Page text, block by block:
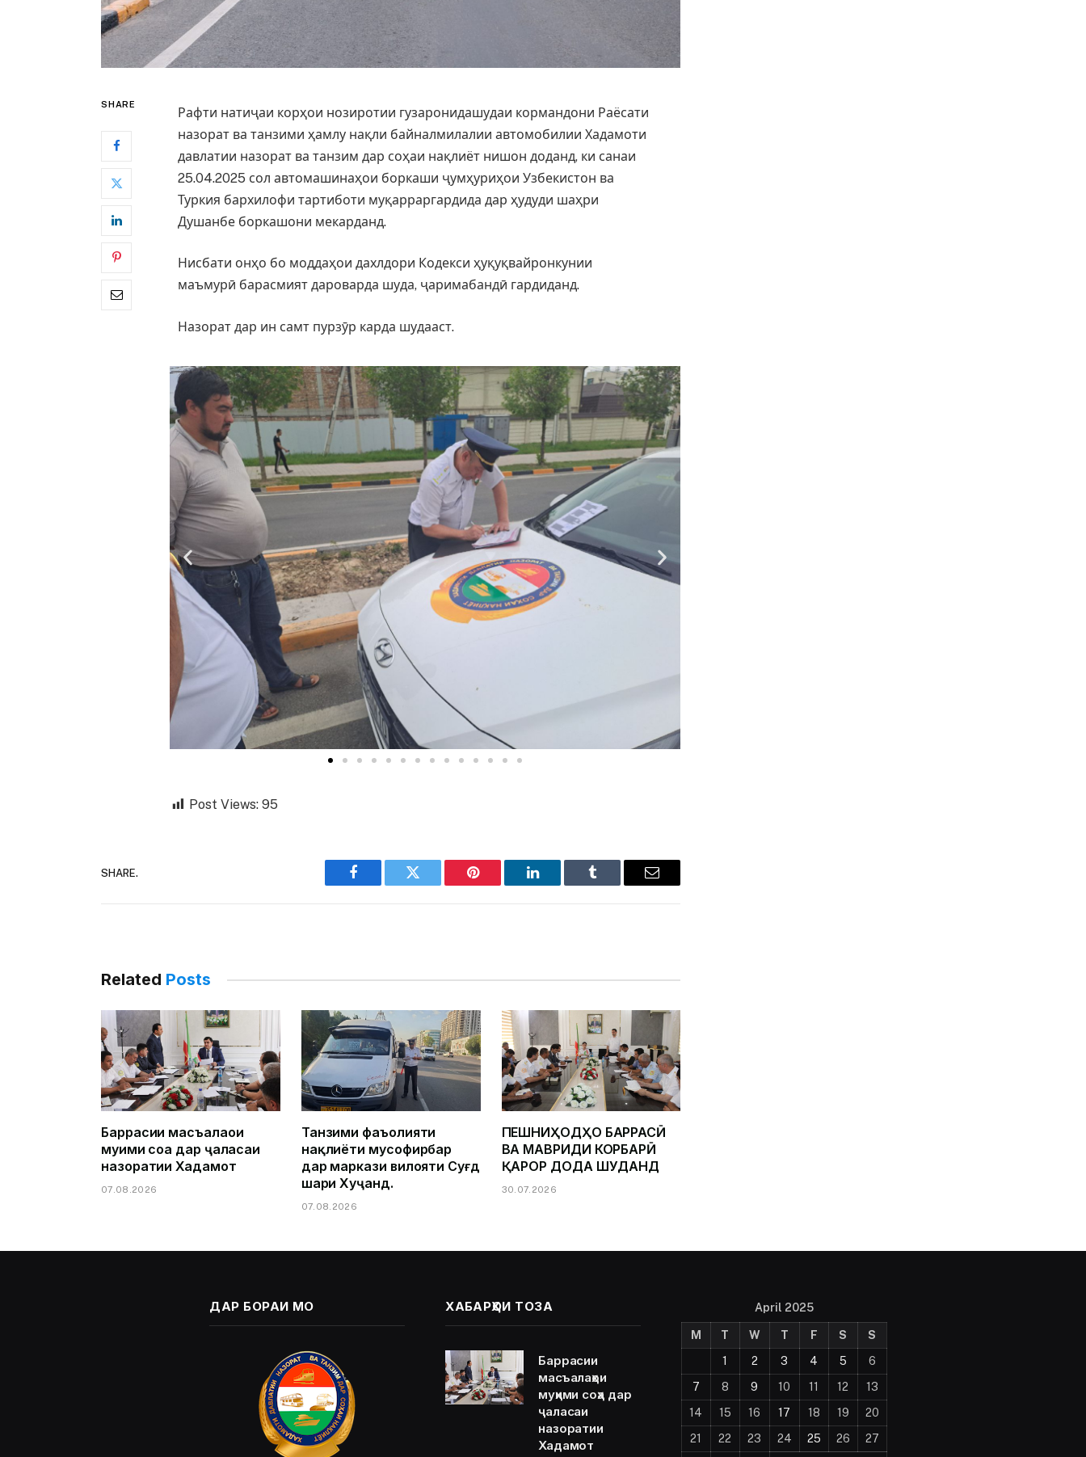
SHARE
Рафти натиҷаи корҳои нозиротии гузаронидашудаи кормандони Раёсати
назорат ва танзими ҳамлу нақли байналмилалии автомобилии Хадамоти
давлатии назорат ва танзим дар соҳаи нақлиёт нишон доданд, ки санаи
25.04.2025 сол автомашинаҳои боркаши ҷумҳуриҳои Узбекистон ва
Туркия бархилофи тартиботи муқарраргардида дар ҳудуди шаҳри
Душанбе боркашони мекарданд.
Нисбати онҳо бо моддаҳои дахлдори Кодекси ҳуқуқвайронкунии
маъмурӣ барасмият дароварда шуда, ҷаримабандӣ гардиданд.
Назорат дар ин самт пурзӯр карда шудааст.
Post Views: 95
SHARE.
Facebook Twitter Pinterest LinkedIn Tumblr Email
Related Posts
Баррасии масъалаҳои
муҳими соҳа дар ҷаласаи
назоратии Хадамот
07.08.2026
Танзими фаъолияти
нақлиёти мусофирбар
дар маркази вилояти Суғд
шаҳри Хуҷанд.
07.08.2026
ПЕШНИҲОДҲО БАРРАСӢ
ВА МАВРИДИ КОРБАРӢ
ҚАРОР ДОДА ШУДАНД
30.07.2026
ДАР БОРАИ МО ХАБАРҲОИ ТОЗА
Баррасии
масъалаҳои
муҳими соҳа дар
ҷаласаи
назоратии
Хадамот
April 2025
M T W T F S
S
1
2 3 4 5
6
7
8 9 10 11 12
13
14
15 16 17 18 19
20
21
22 23 24 25 26 27